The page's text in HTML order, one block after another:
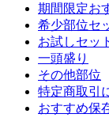
期間限定お
希少部位セ
お試しセッ
一頭盛り
その他部位
特定商取引
おすすめ保